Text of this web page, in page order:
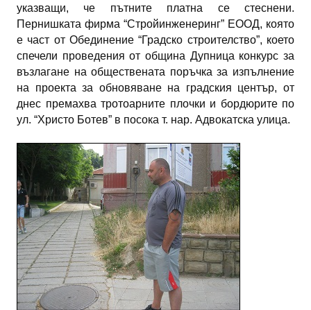
указващи, че пътните платна се стеснени.
Пернишката фирма “Стройинженеринг” ЕООД, която
е част от Обединение “Градско строителство”, което
спечели проведения от община Дупница конкурс за
възлагане на обществената поръчка за изпълнение
на проекта за обновяване на градския център, от
днес премахва тротоарните плочки и бордюрите по
ул. “Христо Ботев” в посока т. нар. Адвокатска улица.